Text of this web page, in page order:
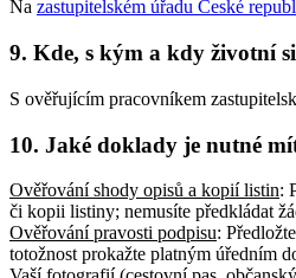
Na zastupitelském úřadu České
9. Kde, s kým a kdy životní
S ověřujícím pracovníkem
10. Jaké doklady je nutné
Ověřování shody opisů a kopií listin:
či kopii listiny; nemusíte předkládat
Ověřování pravosti podpisu:
totožnost prokažte platným úředním